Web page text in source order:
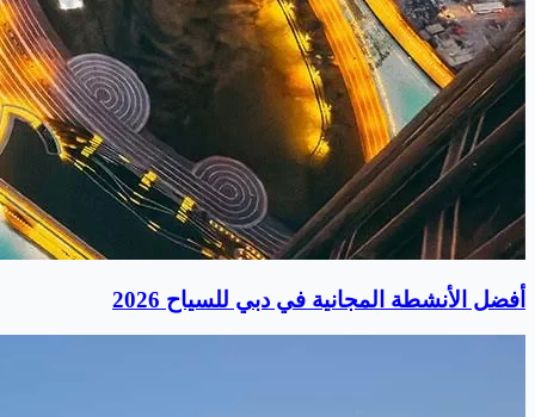
أفضل الأنشطة المجانية في دبي للسياح 2026